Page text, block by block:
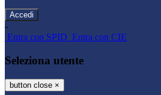
-
Entra con SPID Entra con CIE
Seleziona utente
button close ×